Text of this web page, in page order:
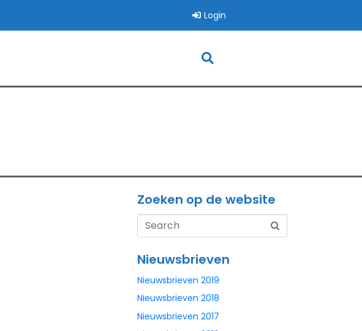
Login
Zoeken op de website
Nieuwsbrieven
Nieuwsbrieven 2019
Nieuwsbrieven 2018
Nieuwsbrieven 2017